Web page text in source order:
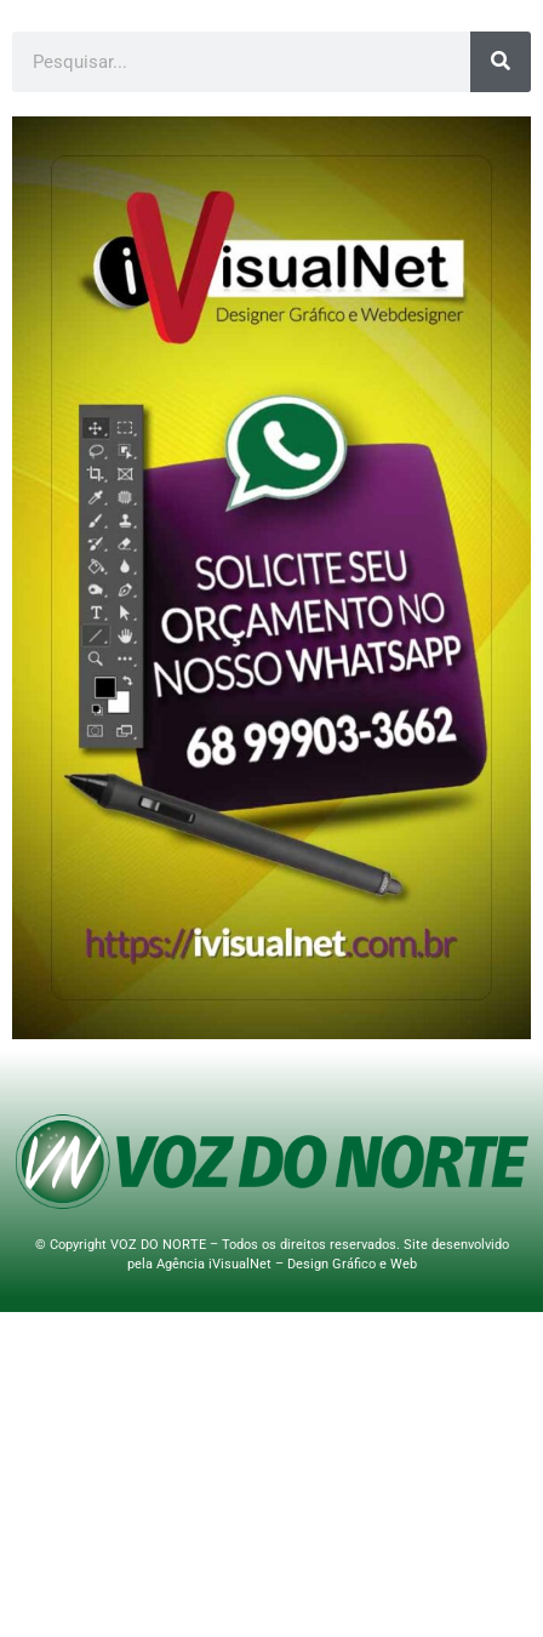
© Copyright VOZ DO NORTE – Todos os direitos reservados. Site desenvolvido
pela Agência iVisualNet – Design Gráfico e Web